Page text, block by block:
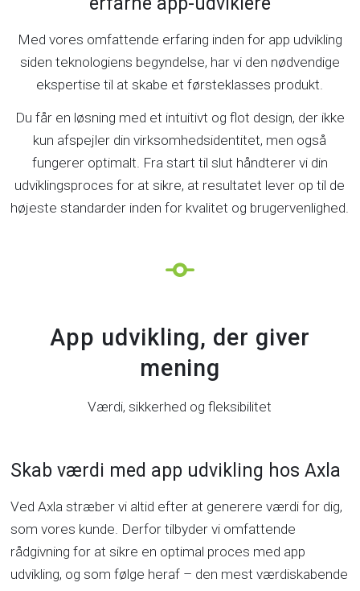
Med vores omfattende erfaring inden for app udvikling
siden teknologiens begyndelse, har vi den nødvendige
ekspertise til at skabe et førsteklasses produkt.
Du får en løsning med et intuitivt og flot design, der ikke
kun afspejler din virksomhedsidentitet, men også
fungerer optimalt. Fra start til slut håndterer vi din
udviklingsproces for at sikre, at resultatet lever op til de
højeste standarder inden for kvalitet og brugervenlighed.
App udvikling, der giver
mening
Værdi, sikkerhed og fleksibilitet
Skab værdi med app udvikling hos Axla
Ved Axla stræber vi altid efter at generere værdi for dig,
som vores kunde. Derfor tilbyder vi omfattende
rådgivning for at sikre en optimal proces med app
udvikling, og som følge heraf – den mest værdiskabende